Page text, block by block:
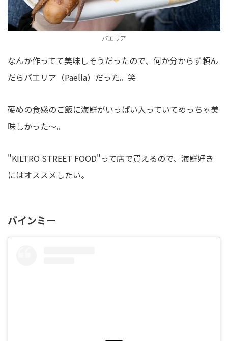
パエリア
なんか作ってて美味しそうだったので、何か分からず頼ん
だらパエリア（Paella）だった。笑
硬めの食感のご飯に海鮮がいっぱい入っていてめっちゃ美
味しかった〜。
"KILTRO STREET FOOD"って店で買えるので、海鮮好き
にはオススメしたい。
バインミー